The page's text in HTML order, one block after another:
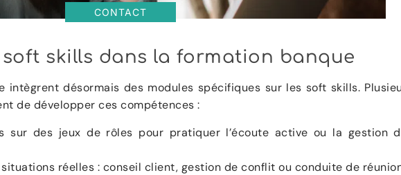
CONTACT
skills dans la formation banque
intègrent désormais des modules spécifiques sur les soft skills.
de développer ces compétences :
sur des jeux de rôles pour pratiquer l’écoute active ou la gestion
réelles : conseil client, gestion de conflit ou conduite de